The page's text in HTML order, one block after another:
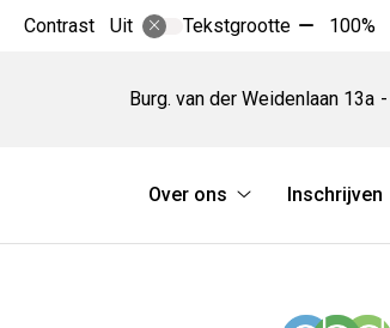
Contrast Uit Tekstgrootte Tekst
10%
100%
Burg. van der Weidenlaan 13a
Hoofdmenu
Over ons
ons
Inschrijven